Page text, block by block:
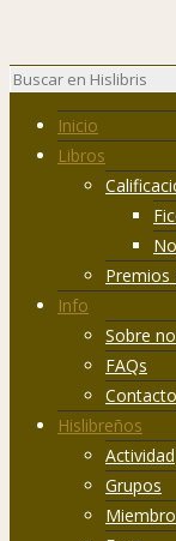
Inicio
Libros
Premios
Info
Sobre
FAQs
Contacto
Hislibreños
Actividad
Grupos